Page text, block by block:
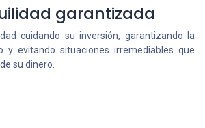
garantizada
cuidando su inversión, garantizando la
y evitando situaciones irremediables que
su dinero.